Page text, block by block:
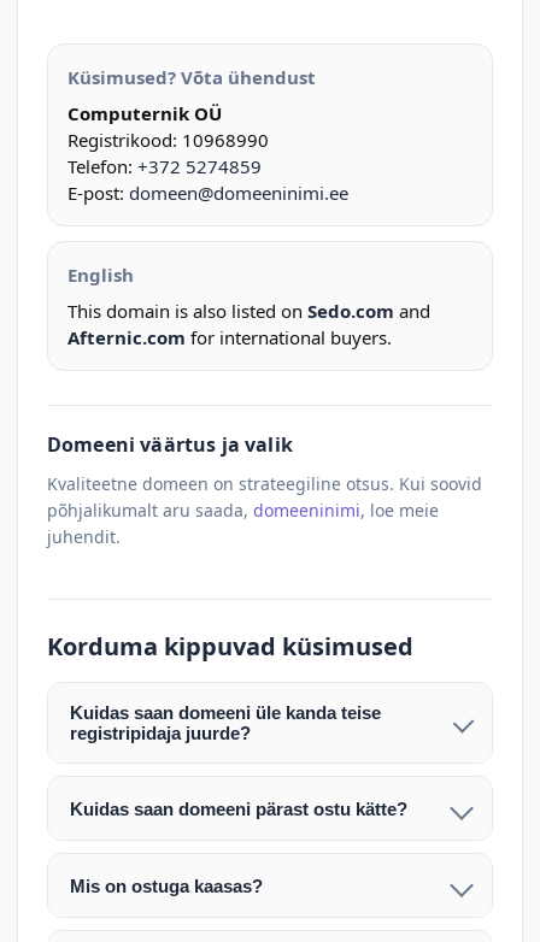
Küsimused? Võta ühendust
Computernik OÜ
Registrikood: 10968990
Telefon: +372 5274859
E-post: domeen@domeeninimi.ee
English
This domain is also listed on Sedo.com and
Afternic.com for international buyers.
Domeeni väärtus ja valik
Kvaliteetne domeen on strateegiline otsus. Kui soovid
põhjalikumalt aru saada, domeeninimi, loe meie
juhendit.
Korduma kippuvad küsimused
Kuidas saan domeeni üle kanda teise
registripidaja juurde?
Pärast makse laekumist edastame teile domeeni
AUTH (EPP) koodi. Selle abil saate domeeni üle
Domeeni ülekandmine toimub registripidajate
tööpäeva. Täpsemad juhised saadetakse teile e-
Kuidas saan domeeni pärast ostu kätte?
Pärast ostu vormistamist väljastame arve.
Maksekinnituse järel edastame teile domeeni
enda valitud registripidaja juurde.
Mis on ostuga kaasas?
Ostuga kaasas on domeeninime omandiõigus.